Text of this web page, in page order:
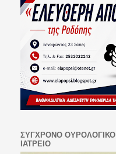
ΣΥΓΧΡΟΝΟ ΟΥΡΟΛΟΓΙΚΟ
ΙΑΤΡΕΙΟ